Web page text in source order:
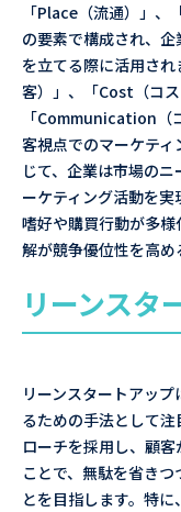
「Place（流通）」
の要素で構成され、
を立てる際に活用さ
客）」、「Cost（コ
「Communication（
客視点でのマーケテ
じて、企業は市場の
ーケティング活動を
嗜好や購買行動が多
解が競争優位性を高め
リーンスタ
リーンスタートアッ
るための手法として
ローチを採用し、顧
ことで、無駄を省き
とを目指します。特